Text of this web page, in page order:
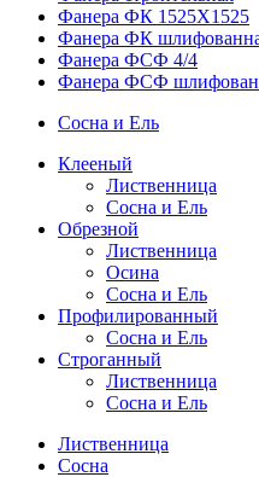
Фанера ФК 1525Х1525
Фанера ФК
Фанера ФСФ 4/4
Фанера ФСФ
Сосна и Ель
Клееный
Лиственница
Сосна и Ель
Обрезной
Лиственница
Осина
Сосна и Ель
Профилированный
Сосна и Ель
Строганный
Лиственница
Сосна и Ель
Лиственница
Сосна